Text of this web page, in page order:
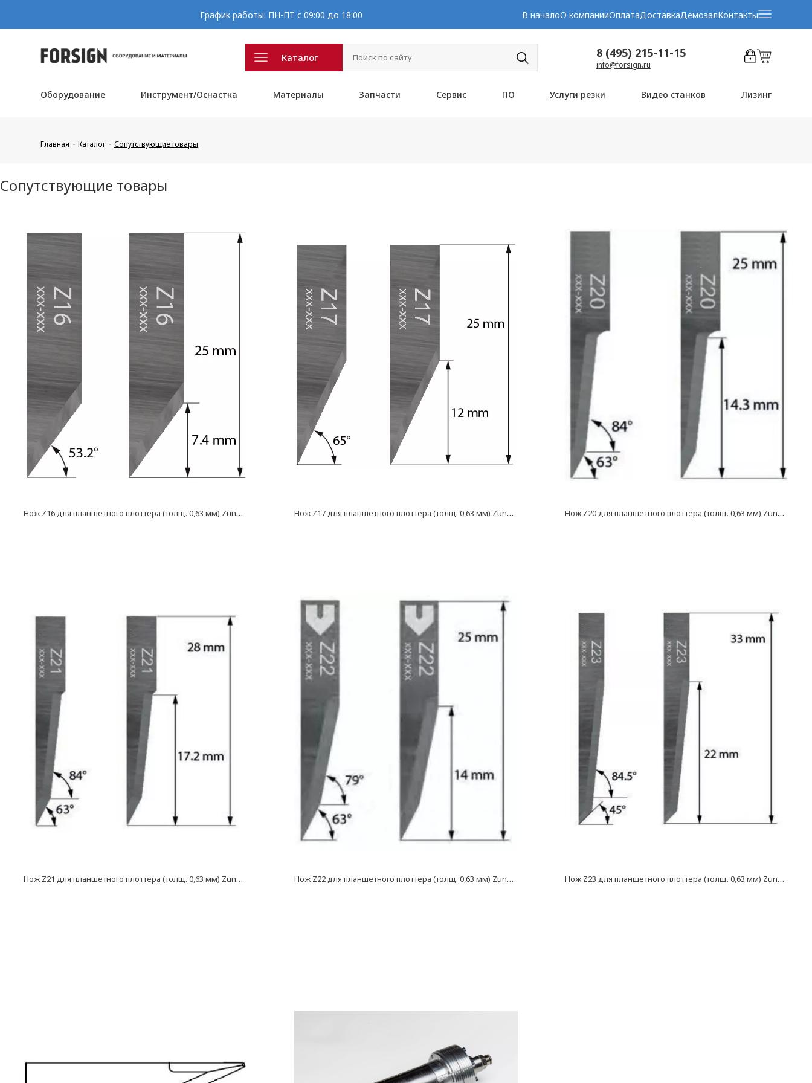
График работы: ПН-ПТ с 09:00 до 18:00 В началоО компанииОплатаДоставкаДемозалКонтакты
Каталог 8 (495) 215-11-15
info@forsign.ru
Оборудование Инструмент/Оснастка Материалы Запчасти Сервис ПО Услуги резки Видео станков Лизинг
Главная Каталог Сопутствующие товары
Сопутствующие товары
Н
ож Z16 для планшетного плоттера (толщ. 0,63 мм) Zund, DIGI, Ruizhou, iEcho, List, JingWei и пр.) Н
ож Z17 для планшетного плоттера (толщ. 0,63 мм) Zund, DIGI, Ruizhou, iEcho, List, JingWei и пр.) Н
ож Z20 для планшетного плоттера (толщ. 0,63 мм) Zund, DIGI, Ruizhou, iEcho, List, JingWei и пр.)
Н
ож Z21 для планшетного плоттера (толщ. 0,63 мм) Zund, DIGI, Ruizhou, iEcho, List, JingWei и пр.) Н
ож Z22 для планшетного плоттера (толщ. 0,63 мм) Zund, DIGI, Ruizhou, iEcho, List, JingWei и пр.) Н
ож Z23 для планшетного плоттера (толщ. 0,63 мм) Zund, DIGI, Ruizhou, iEcho, List, JingWei и пр.)